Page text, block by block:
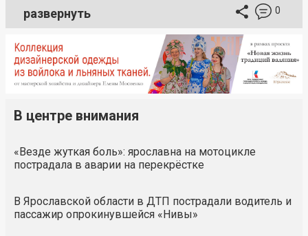
развернуть 0
В центре внимания
«Везде жуткая боль»: ярославна на мотоцикле
пострадала в аварии на перекрёстке
В Ярославской области в ДТП пострадали водитель и
пассажир опрокинувшейся «Нивы»